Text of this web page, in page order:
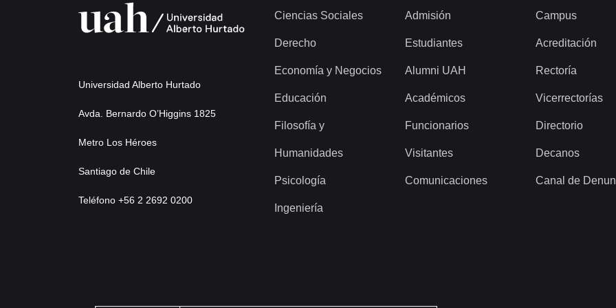
Universidad Alberto Hurtado
Avda. Bernardo O’Higgins 1825
Metro Los Héroes
Santiago de Chile
Teléfono +56 2 2692 0200
Ciencias Sociales
Derecho
Economía y Negocios
Educación
Filosofía y
Humanidades
Psicología
Ingeniería
Admisión
Estudiantes
Alumni UAH
Académicos
Funcionarios
Visitantes
Comunicaciones
Campus
Acreditación
Rectoría
Vicerrectorías
Directorio
Decanos
Canal de